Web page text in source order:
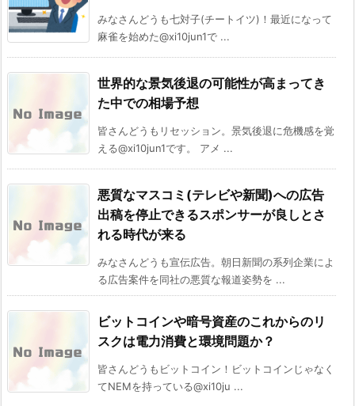
みなさんどうも七対子(チートイツ)！最近になって
麻雀を始めた@xi10jun1で ...
世界的な景気後退の可能性が高まってき
た中での相場予想
皆さんどうもリセッション。景気後退に危機感を覚
える@xi10jun1です。 アメ ...
悪質なマスコミ(テレビや新聞)への広告
出稿を停止できるスポンサーが良しとさ
れる時代が来る
みなさんどうも宣伝広告。朝日新聞の系列企業によ
る広告案件を同社の悪質な報道姿勢を ...
ビットコインや暗号資産のこれからのリ
スクは電力消費と環境問題か？
皆さんどうもビットコイン！ビットコインじゃなく
てNEMを持っている@xi10ju ...